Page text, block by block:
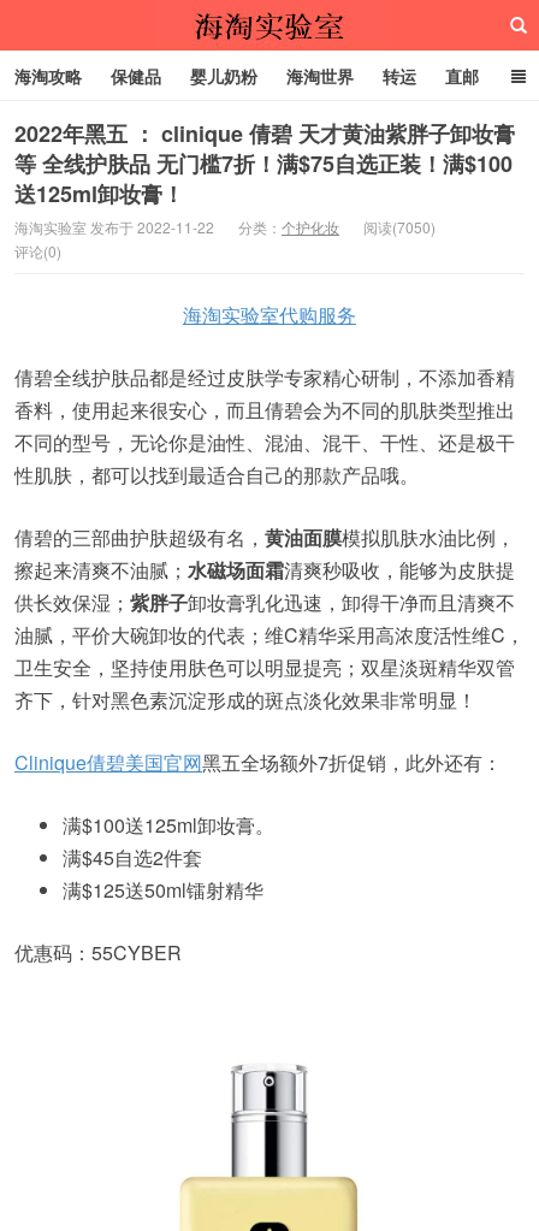
海淘攻略 保健品 婴儿奶粉 海淘世界 转运 直邮
代购服务
2022年黑五 ： clinique 倩碧 天才黄油紫胖子卸妆膏
等 全线护肤品 无门槛7折！满$75自选正装！满$100
送125ml卸妆膏！
海淘实验室 发布于 2022-11-22 分类： 个护化妆
阅读(7050)
评论(0)
海淘实验室代购服务
倩碧全线护肤品都是经过皮肤学专家精心研制，不添加香精
香料，使用起来很安心，而且倩碧会为不同的肌肤类型推出
不同的型号，无论你是油性、混油、混干、干性、还是极干
性肌肤，都可以找到最适合自己的那款产品哦。
倩碧的三部曲护肤超级有名， 黄油面膜模拟肌肤水油比例，
擦起来清爽不油腻； 水磁场面霜清爽秒吸收，能够为皮肤提
供长效保湿； 紫胖子卸妆膏乳化迅速，卸得干净而且清爽不
油腻，平价大碗卸妆的代表；维C精华采用高浓度活性维C，
卫生安全，坚持使用肤色可以明显提亮；双星淡斑精华双管
齐下，针对黑色素沉淀形成的斑点淡化效果非常明显！
Clinique倩碧美国官网黑五全场额外7折促销，此外还有：
满$100送125ml卸妆膏。
满$45自选2件套
满$125送50ml镭射精华
优惠码：55CYBER